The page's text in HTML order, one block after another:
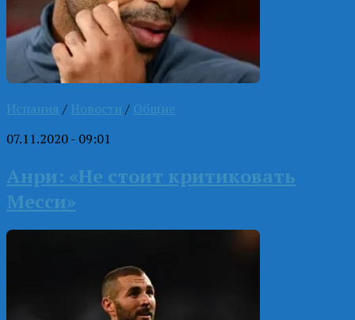
Испания / Новости / Общие
07.11.2020 - 09:01
Анри: «Не стоит критиковать
Месси»